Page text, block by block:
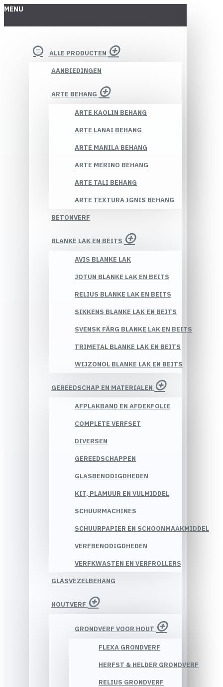
MENU
ALLE PRODUCTEN
AANBIEDINGEN
ARTE BEHANG
ARTE KAOLIN BEHANG
ARTE LANAI BEHANG
ARTE MANILA BEHANG
ARTE MERINO BEHANG
ARTE TALI BEHANG
ARTE TEXTURA IGNIS BEHANG
BETONVERF
BLANKE LAK EN BEITS
AVIS BLANKE LAK
JOTUN BLANKE LAK EN BEITS
RELIUS BLANKE LAK EN BEITS
SIKKENS BLANKE LAK EN BEITS
SVENSK FÄRG BLANKE LAK EN BEITS
TRIMETAL BLANKE LAK EN BEITS
WIJZONOL BLANKE LAK EN BEITS
GEREEDSCHAP EN MATERIALEN
AFPLAKBAND EN AFDEKFOLIE
COMPLETE VERFSET
DIVERSEN
GEREEDSCHAPPEN
GLASBENODIGDHEDEN
KIT, PLAMUUR EN VULMIDDEL
SCHUURMACHINES
SCHUURPAPIER EN SCHOONMAAKMIDDEL
VERFBENODIGDHEDEN
VERFKWASTEN EN VERFROLLERS
GLASVEZELBEHANG
HOUTVERF
GRONDVERF VOOR HOUT
FLEXA GRONDVERF
HERFST & HELDER GRONDVERF
RELIUS GRONDVERF